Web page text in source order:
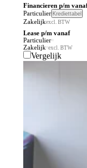
Financieren p/m
ParticulierKrediettabel
Zakelijkexcl. BTW
Lease p/m vanaf
Particulier
Zakelijk excl. BTW
Vergelijk